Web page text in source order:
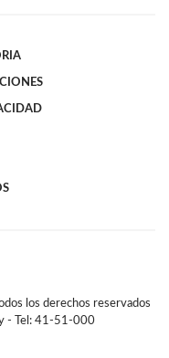
los derechos reservados
- Tel: 41-51-000